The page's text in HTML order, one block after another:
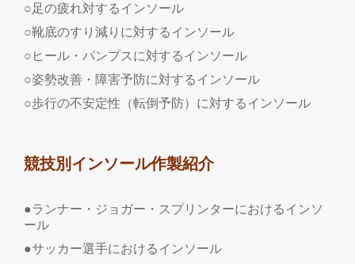
○足の疲れ対するインソール
○靴底のすり減りに対するインソール
○ヒール・パンプスに対するインソール
○姿勢改善・障害予防に対するインソール
○歩行の不安定性（転倒予防）に対するインソール
競技別インソール作製紹介
●ランナー・ジョガー・スプリンターにおけるインソ
ール
●サッカー選手におけるインソール